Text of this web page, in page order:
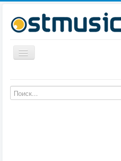
Включить/выключить навигацию
Музыка из мультфильмов